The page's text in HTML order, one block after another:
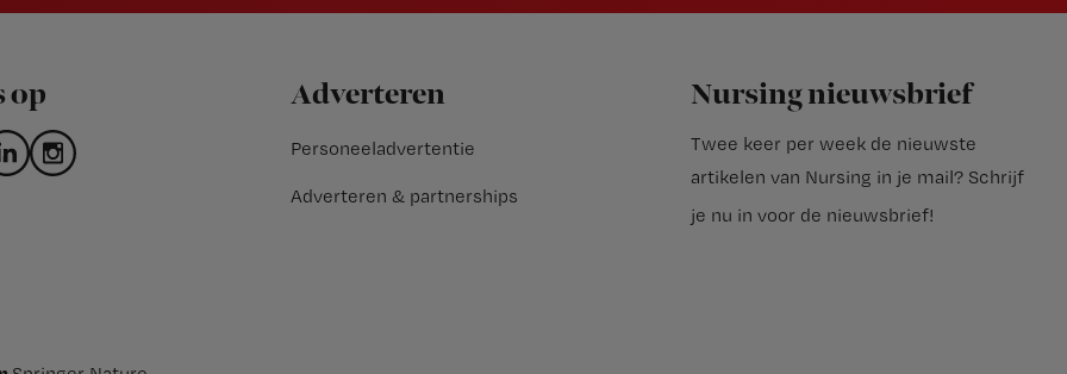
op Adverteren
Personeeladvertentie
Adverteren & partnerships
Nursing nieuwsbrief
Twee keer per week de nieuwste
artikelen van Nursing in je mail? Schrijf
je nu in voor de nieuwsbrief!